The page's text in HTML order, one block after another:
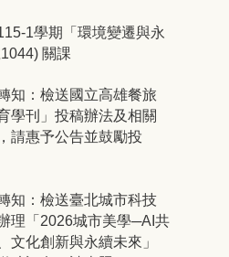
1學期「環境變遷與永
關課
知：檢送國立高雄餐旅
學刊」投稿辦法及相關
請惠予公告並鼓勵投
知：檢送臺北城市科技
理「2026城市美學─AI共
文化創新與永續未來」